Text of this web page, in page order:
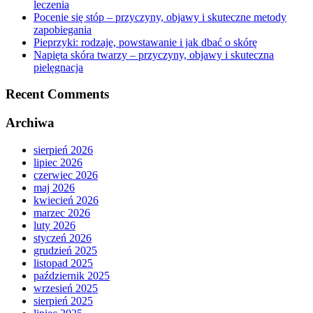
leczenia
Pocenie się stóp – przyczyny, objawy i skuteczne metody
zapobiegania
Pieprzyki: rodzaje, powstawanie i jak dbać o skórę
Napięta skóra twarzy – przyczyny, objawy i skuteczna
pielęgnacja
Recent Comments
Archiwa
sierpień 2026
lipiec 2026
czerwiec 2026
maj 2026
kwiecień 2026
marzec 2026
luty 2026
styczeń 2026
grudzień 2025
listopad 2025
październik 2025
wrzesień 2025
sierpień 2025